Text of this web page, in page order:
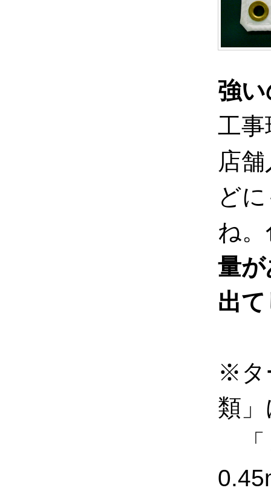
強
工
店
ど
ね
量
出
※タ
類
「